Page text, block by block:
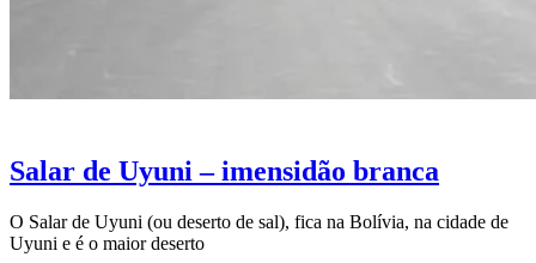
Salar de Uyuni – imensidão branca
O Salar de Uyuni (ou deserto de sal), fica na Bolívia, na cidade de
Uyuni e é o maior deserto